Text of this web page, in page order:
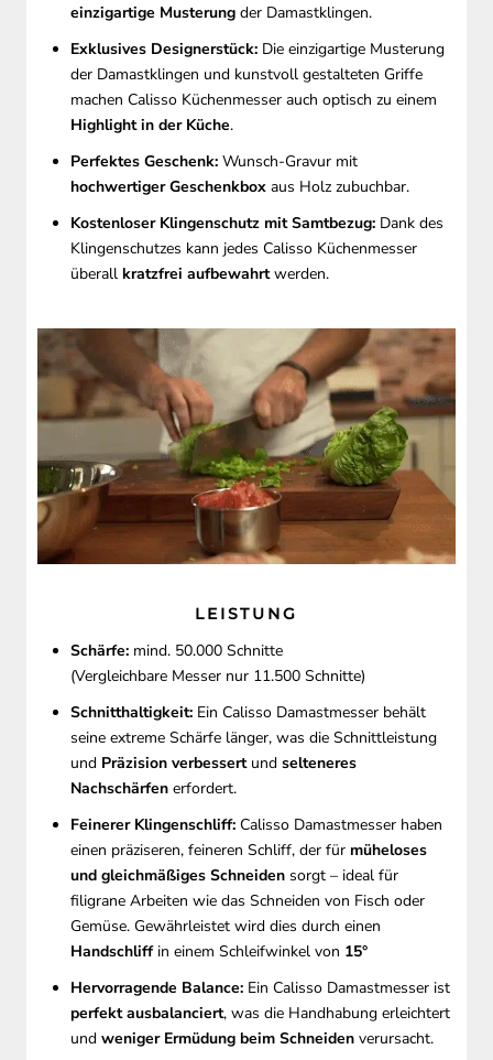
einzigartige Musterung der Damastklingen.
Exklusives Designerstück: Die einzigartige Musterung
der Damastklingen und kunstvoll gestalteten Griffe
machen Calisso Küchenmesser auch optisch zu einem
Highlight in der Küche.
Perfektes Geschenk: Wunsch-Gravur mit
hochwertiger Geschenkbox aus Holz zubuchbar.
Kostenloser Klingenschutz mit Samtbezug: Dank des
Klingenschutzes kann jedes Calisso Küchenmesser
überall kratzfrei aufbewahrtwerden.
LEISTUNG
Schärfe: mind. 50.000 Schnitte
(Vergleichbare Messer nur 11.500 Schnitte)
Schnitthaltigkeit: Ein Calisso Damastmesser behält
seine extreme Schärfe länger, was die Schnittleistung
und Präzision verbessertund selteneres
Nachschärfen erfordert.
Feinerer Klingenschliff: Calisso Damastmesser haben
einen präziseren, feineren Schliff, der für müheloses
und gleichmäßiges Schneiden sorgt – ideal für
filigrane Arbeiten wie das Schneiden von Fisch oder
Gemüse. Gewährleistet wird dies durch einen
Handschliffin einem Schleifwinkel von 15°
Hervorragende Balance: Ein Calisso Damastmesser ist
perfekt ausbalanciert, was die Handhabung erleichtert
und weniger Ermüdung beim Schneiden verursacht.